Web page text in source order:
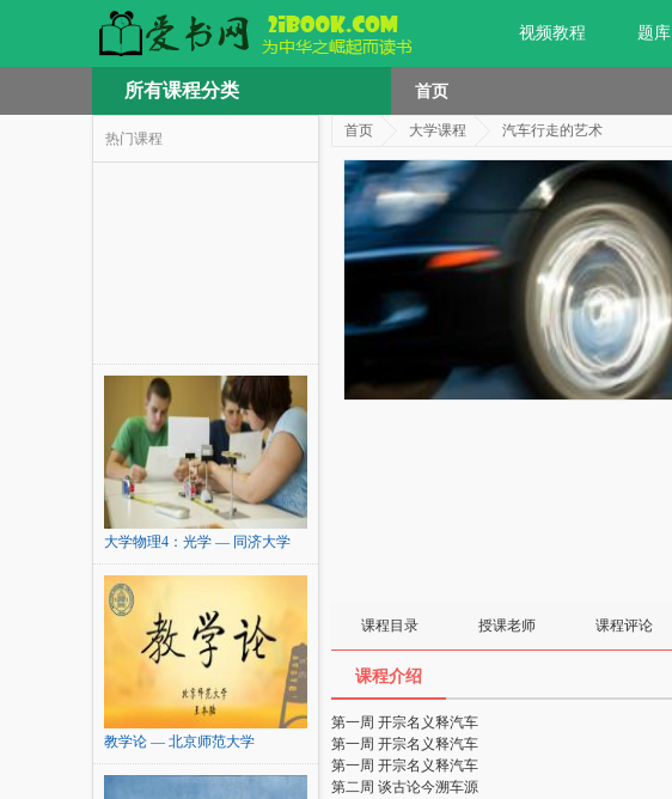
视频教程 题库
所有课程分类 首页
热门课程
大学物理4：光学 — 同济大学
教学论 — 北京师范大学
首页 大学课程 汽车行走的艺术
课程目录 授课老师 课程评论
课程介绍
第一周 开宗名义释汽车
第一周 开宗名义释汽车
第一周 开宗名义释汽车
第二周 谈古论今溯车源